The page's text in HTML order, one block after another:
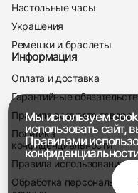
+7
Мы
Настольные часы
Украшения
Ремешки и браслеты
Информация
Оплата и доставка
Гарантийные
Правила возврата товара
Политика
конфиденциальности
Правила использования
Обработка персональных
Мы используем
использовать сайт,
Правилами